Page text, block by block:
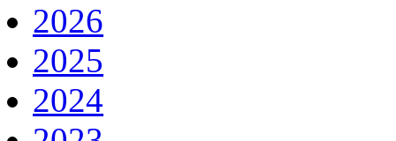
2026
2025
2024